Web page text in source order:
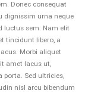
Donec consequat
dignissim urna neque
luctus sem. Nam elit
tincidunt libero, a
Morbi aliquet
amet lacus ut,
porta. Sed ultricies,
nisl arcu bibendum